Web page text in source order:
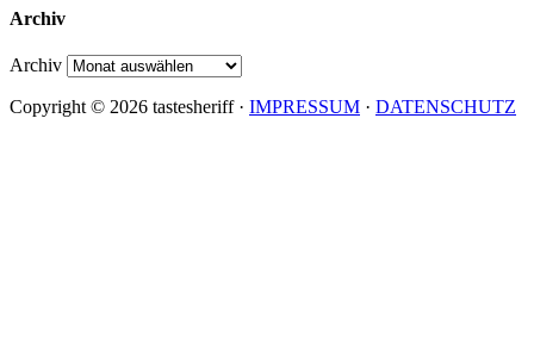
Archiv
Archiv
Copyright © 2026 tastesheriff · IMPRESSUM · DATENSCHUTZ